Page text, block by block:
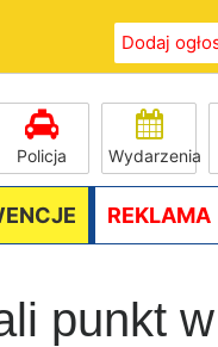
Dodaj
Policja Wydarzenia
REKLAMA
punkt